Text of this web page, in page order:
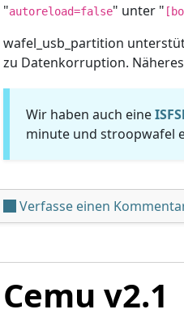
"autoreload=false" unter "
wafel_usb_partition
zu Datenkorruption.
Wir haben auch eine
minute und stroopwafel
Verfasse einen
Cemu v2.1